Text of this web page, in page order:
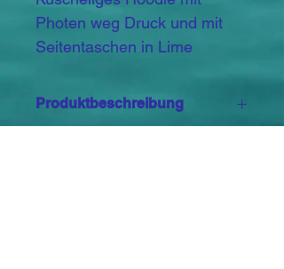
Photen weg Druck und mit
Seitentaschen in Lime
Produktbeschreibung